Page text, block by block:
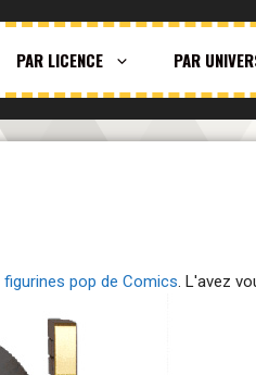
PAR LICENCE PAR
figurines pop de Comics. L'avez